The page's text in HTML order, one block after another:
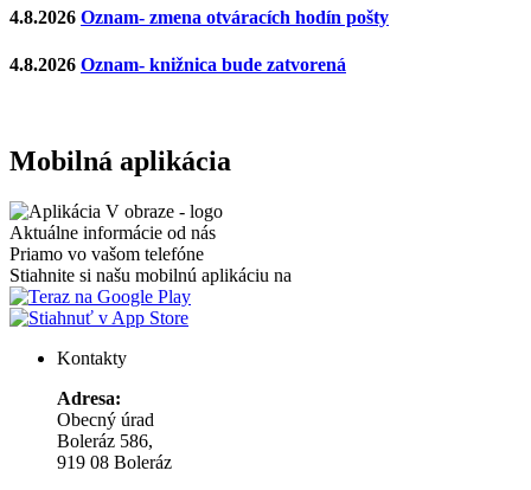
4.8.2026 Oznam- zmena otváracích hodín pošty
4.8.2026 Oznam- knižnica bude zatvorená
Mobilná aplikácia
Aktuálne informácie od nás
Priamo vo vašom telefóne
Stiahnite si našu mobilnú aplikáciu na
Kontakty
Adresa:
Obecný úrad
Boleráz 586,
919 08 Boleráz